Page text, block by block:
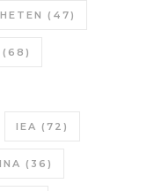
(47)
(68)
IEA (72)
(36)